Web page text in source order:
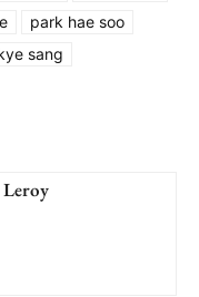
park hae soo
sang